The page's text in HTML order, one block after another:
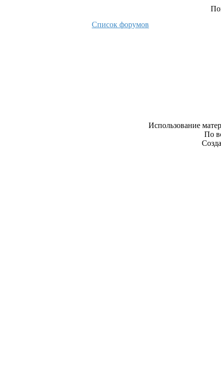
Список форумов
Использование
По